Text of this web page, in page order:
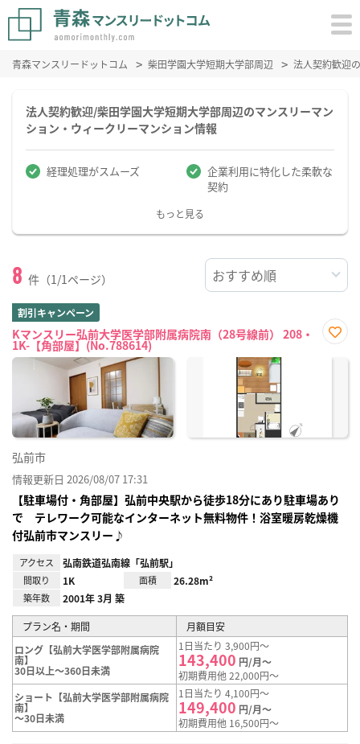
青森マンスリードットコム 柴田学園大学短期大学部周辺 法人契約歓迎
法人契約歓迎/柴田学園大学短期大学部周辺のマンスリーマン
ション・ウィークリーマンション情報
経理処理がスムーズ
企業利用に特化した柔軟な
契約
もっと見る
8 件（1/1ページ）
割引キャンペーン
Kマンスリー弘前大学医学部附属病院南（28号線前） 208・
1K-【角部屋】(No.788614)
に入
弘前市
情報更新日 2026/08/07 17:31
【駐車場付・角部屋】弘前中央駅から徒歩18分にあり駐車場あり
で テレワーク可能なインターネット無料物件！浴室暖房乾燥機
付弘前市マンスリー♪
アクセス 弘南鉄道弘南線「弘前駅」
間取り 1K 面積 26.28m²
築年数 2001年 3月 築
プラン名・期間
月額目安
ロング【弘前大学医学部附属病院
南】
30日以上～360日未満
1日当たり 3,900円～
143,400 円/月～
初期費用他 22,000円～
ショート【弘前大学医学部附属病院
南】
～30日未満
1日当たり 4,100円～
149,400 円/月～
初期費用他 16,500円～